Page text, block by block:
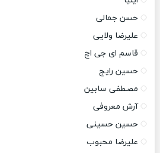
حسن جمالی
علیرضا ولایی
قاسم ای جی اچ
حسین رایج
مصطفی سابین
آرش معروفی
حسین حسینی
علیرضا محبوب